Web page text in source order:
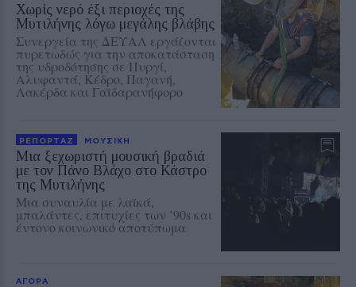
Χωρίς νερό έξι περιοχές της
Μυτιλήνης λόγω μεγάλης βλάβης
Συνεργεία της ΔΕΥΑΛ εργάζονται
πυρετωδώς για την αποκατάσταση
της υδροδότησης σε Πυργί,
Αλυφαντά, Κέδρο, Παγανή,
Λακέρδα και Γαϊδαρανήφορο
ΡΕΠΟΡΤΑΖ ΜΟΥΣΙΚΗ
Μια ξεχωριστή μουσική βραδιά
με τον Πάνο Βλάχο στο Κάστρο
της Μυτιλήνης
Μια συναυλία με λαϊκά,
μπαλάντες, επιτυχίες των ’90s και
έντονο κοινωνικό αποτύπωμα
ΑΓΟΡΑ